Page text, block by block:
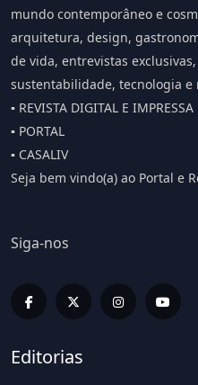
mundo contemporâneo e
arquitetura, design,
de vida, entrevistas
sustentabilidade, tecnologia e
▪️ REVISTA DIGITAL E IMPRESSA
▪️ PORTAL
▪️ CASALIV
Seja bem vindo(a) ao Portal e
Siga-nos
Editorias